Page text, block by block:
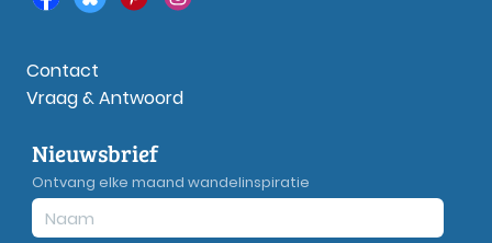
Contact
Vraag & Antwoord
Nieuwsbrief
Ontvang elke maand wandelinspiratie